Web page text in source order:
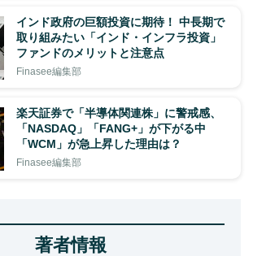
インド政府の巨額投資に期待！ 中長期で
取り組みたい「インド・インフラ投資」
ファンドのメリットと注意点
Finasee編集部
楽天証券で「半導体関連株」に警戒感、
「NASDAQ」「FANG+」が下がる中
「WCM」が急上昇した理由は？
Finasee編集部
著者情報